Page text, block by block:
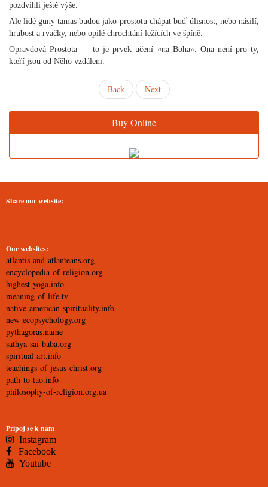
pozdvihli ještě výše.
Ale lidé guny tamas budou jako prostotu chápat buď úlisnost, nebo násilí,
hrubost a rvačky, nebo opilé chrochtání ležících ve špíně.
Opravdová Prostota — to je prvek učení «na Boha». Ona není pro ty,
kteří jsou od Něho vzdáleni.
Back Next
Buy Online
Share our website:
Our websites:
atlantis-and-atlanteans.org
encyclopedia-of-religion.org
highest-yoga.info
meaning-of-life.tv
native-american-spirituality.info
new-ecopsychology.org
pythagoras.name
sathya-sai-baba.org
spiritual-art.info
teachings-of-jesus-christ.org
path-to-tao.info
philosophy-of-religion.org.ua
Pripoj se k nam
Instagram
Facebook
Youtube